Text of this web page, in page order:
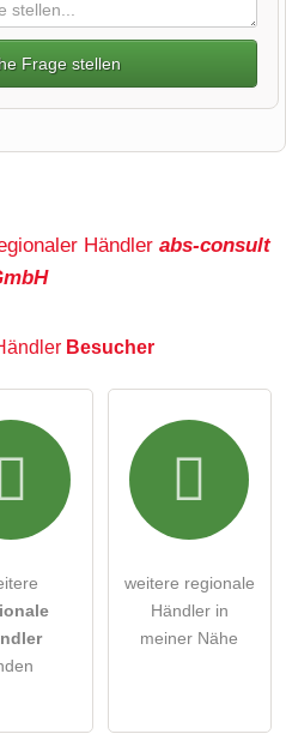
Frage stellen
.
ich zur Kenntnis genommen.
öffentliche Fragen sind
Händler abs-consult
Besucher
weitere regionale
Händler in
meiner Nähe